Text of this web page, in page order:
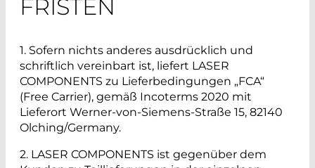
FRISTEN
1. Sofern nichts anderes ausdrücklich und
schriftlich vereinbart ist, liefert LASER
COMPONENTS zu Lieferbedingungen „FCA“
(Free Carrier), gemäß Incoterms 2020 mit
Lieferort Werner-von-Siemens-Straße 15, 82140
Olching/Germany.
2. LASER COMPONENTS ist gegenüber dem